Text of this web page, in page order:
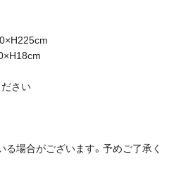
ださい
場合がございます。予めご了承く